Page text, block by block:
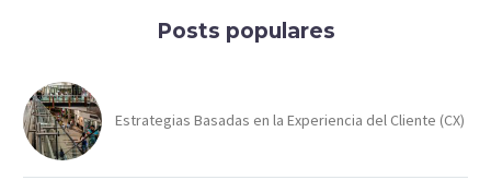
Posts populares
Estrategias Basadas en la Experiencia del Cliente (CX)